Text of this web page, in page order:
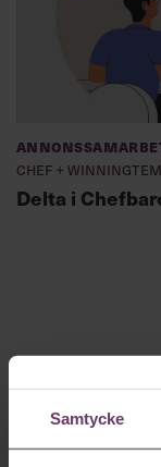
Samtycke
Chef +
Delta i
Så ska
vara